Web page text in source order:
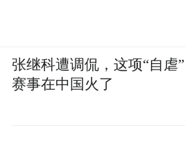
张继科遭调侃，这项“自虐”
赛事在中国火了